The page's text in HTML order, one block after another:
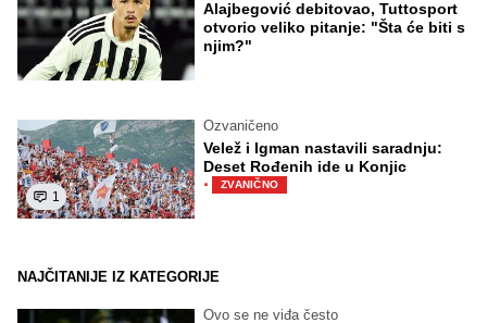
Alajbegović debitovao, Tuttosport
otvorio veliko pitanje: "Šta će biti s
njim?"
1
Ozvaničeno
Velež i Igman nastavili saradnju:
Deset Rođenih ide u Konjic
· ZVANIČNO
NAJČITANIJE IZ KATEGORIJE
Ovo se ne viđa često